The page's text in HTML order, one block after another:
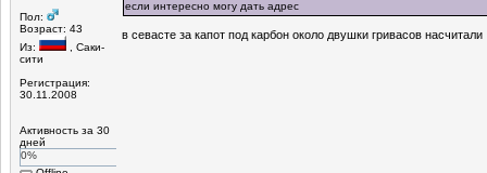
Пол:
Возраст: 43
Из:
, Саки-
сити
Регистрация:
30.11.2008
Активность за 30
дней
0%
если интересно могу дать адрес
в севасте за капот под карбон около двушки гривасов насчитали